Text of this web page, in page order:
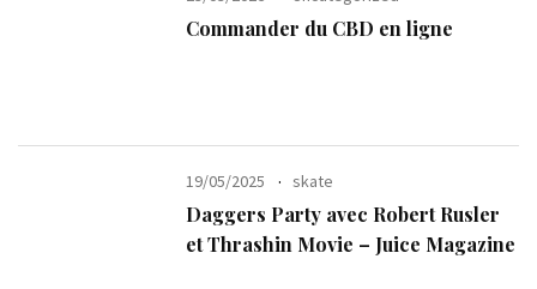
Commander du CBD en ligne
19/05/2025 skate
Daggers Party avec Robert Rusler
et Thrashin Movie – Juice Magazine